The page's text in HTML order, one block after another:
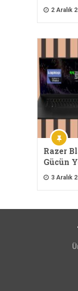
2 Aralık
Razer
Gücün
3 Aralık